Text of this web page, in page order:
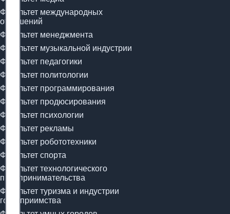
Факультет международных
отношений
Факультет менеджмента
Факультет музыкальной индустрии
Факультет педагогики
Факультет политологии
Факультет программирования
Факультет продюсирования
Факультет психологии
Факультет рекламы
Факультет робототехники
Факультет спорта
Факультет технологического
предпринимательства
Факультет туризма и индустрии
гостеприимства